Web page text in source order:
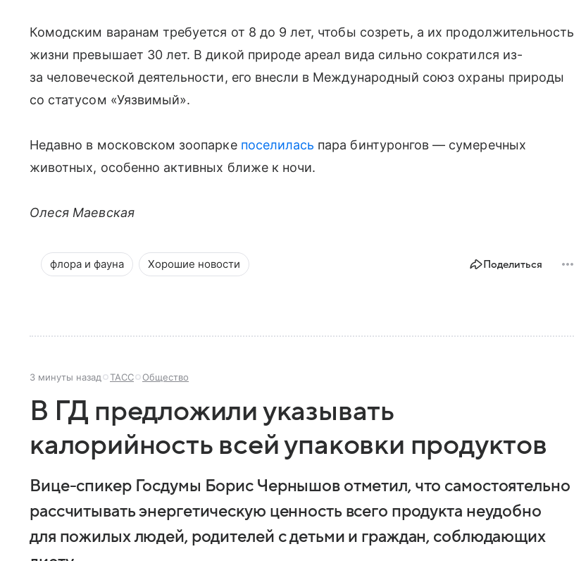
Комодским варанам требуется от 8 до 9 лет, чтобы созреть, а их продолжительность
жизни превышает 30 лет. В дикой природе ареал вида сильно сократился из-
за человеческой деятельности, его внесли в Международный союз охраны природы
со статусом «Уязвимый».
Недавно в московском зоопарке поселилась пара бинтуронгов — сумеречных
животных, особенно активных ближе к ночи.
Олеся Маевская
флора и фауна Хорошие новости Поделиться
3 минуты назад ТАСС Общество
В ГД предложили указывать
калорийность всей упаковки продуктов
Вице-спикер Госдумы Борис Чернышов отметил, что самостоятельно
рассчитывать энергетическую ценность всего продукта неудобно
для пожилых людей, родителей с детьми и граждан, соблюдающих